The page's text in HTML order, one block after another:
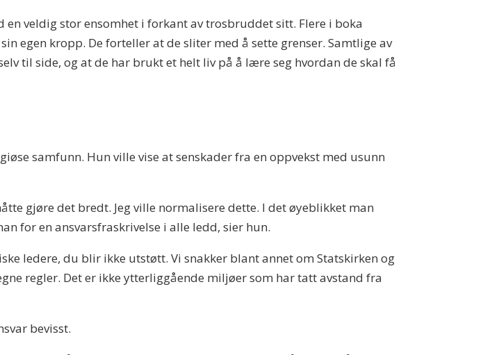
veldig stor ensomhet i forkant av trosbruddet sitt. Flere i boka
egen kropp. De forteller at de sliter med å sette grenser. Samtlige av
til side, og at de har brukt et helt liv på å lære seg hvordan de skal få
samfunn. Hun ville vise at senskader fra en oppvekst med usunn
gjøre det bredt. Jeg ville normalisere dette. I det øyeblikket man
for en ansvarsfraskrivelse i alle ledd, sier hun.
ledere, du blir ikke utstøtt. Vi snakker blant annet om Statskirken og
regler. Det er ikke ytterliggående miljøer som har tatt avstand fra
bevisst.